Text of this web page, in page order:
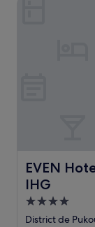
EVEN
IHG
EVEN Hotel
Hébergement
4.0 étoiles
District de